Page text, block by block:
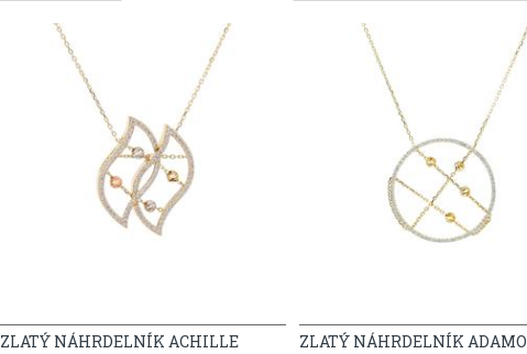
ZLATÝ NÁHRDELNÍK ACHILLE ZLATÝ NÁHRDELNÍK ADAMO